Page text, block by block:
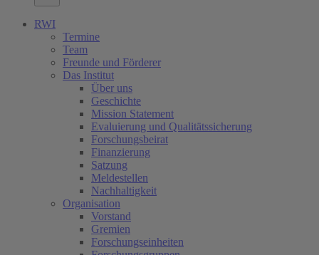
RWI
Termine
Team
Freunde und Förderer
Das Institut
Über uns
Geschichte
Mission Statement
Evaluierung und Qualitätssicherung
Forschungsbeirat
Finanzierung
Satzung
Meldestellen
Nachhaltigkeit
Organisation
Vorstand
Gremien
Forschungseinheiten